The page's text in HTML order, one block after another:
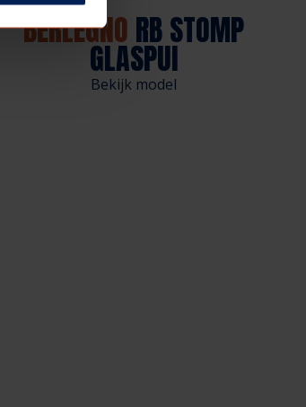
BERLEGNO RB STOMP
GLASPUI
Bekijk model